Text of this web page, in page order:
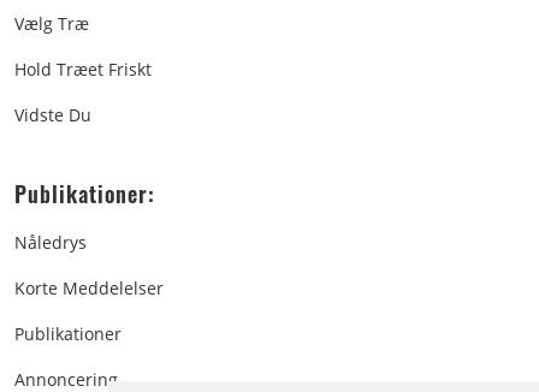
Vælg Træ
Hold Træet Friskt
Vidste Du
Publikationer:
Nåledrys
Korte Meddelelser
Publikationer
Annoncering